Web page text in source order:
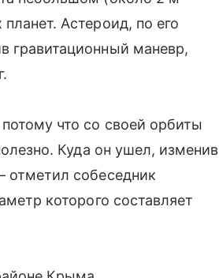
Астероид, по его
гравитационный маневр,
что со своей орбиты
Куда он ушел, изменив
отметил собеседник
которого составляет